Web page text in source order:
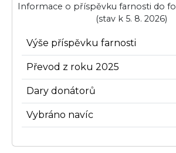
Informace o příspěvku farnosti do
(stav k 5. 8. 2026)
Výše příspěvku farnosti
Převod z roku 2025
Dary donátorů
Vybráno navíc